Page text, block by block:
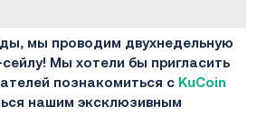
мы проводим двухнедельную
Мы хотели бы пригласить
познакомиться с KuCoin
нашим эксклюзивным